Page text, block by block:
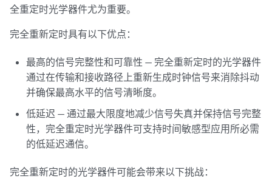
全重定时光学器件尤为重要。
完全重新定时具有以下优点：
最高的信号完整性和可靠性 — 完全重新定时的光学器件
通过在传输和接收路径上重新生成时钟信号来消除抖动
并确保最高水平的信号清晰度。
低延迟 — 通过最大限度地减少信号失真并保持信号完整
性，完全重定时光学器件可支持时间敏感型应用所必需
的低延迟通信。
完全重新定时的光学器件可能会带来以下挑战：